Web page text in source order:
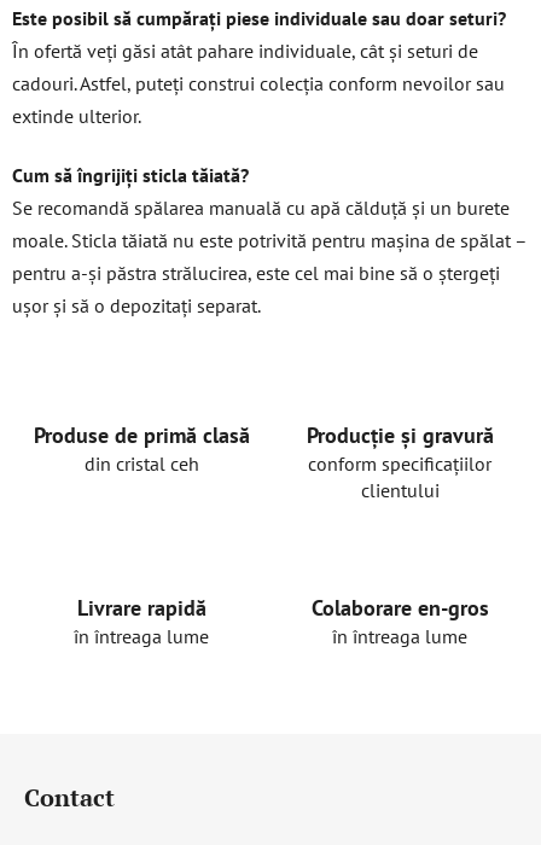
Este posibil să cumpărați piese individuale sau doar seturi?
În ofertă veți găsi atât pahare individuale, cât și seturi de
cadouri. Astfel, puteți construi colecția conform nevoilor sau
extinde ulterior.
Cum să îngrijiți sticla tăiată?
Se recomandă spălarea manuală cu apă călduță și un burete
moale. Sticla tăiată nu este potrivită pentru mașina de spălat –
pentru a-și păstra strălucirea, este cel mai bine să o ștergeți
ușor și să o depozitați separat.
Produse de primă clasă
din cristal ceh
Producție și gravură
conform specificațiilor
clientului
Livrare rapidă
în întreaga lume
Colaborare en-gros
în întreaga lume
Contact